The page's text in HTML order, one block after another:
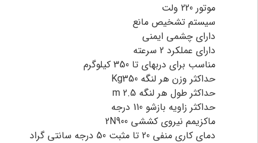
موتور 220 ولت
سیستم تشخیص مانع
دارای چشمی ایمنی
دارای عملکرد 2 سرعته
مناسب برای دربهای تا 350 کیلوگرم
حداکثر وزن هر لنگه Kg350
حداکثر طول هر لنگه m 2.5
حداکثر زاویه بازشو 110 درجه
ماکزیمم نیروی کششی 2N900
دمای کاری منفی 20 تا مثبت 50 درجه سانتی گراد